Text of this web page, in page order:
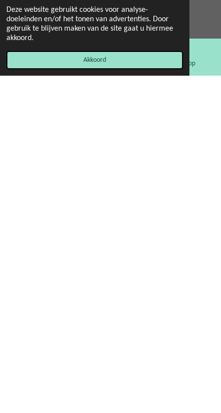
Deze website gebruikt cookies voor analyse-
doeleinden en/of het tonen van advertenties. Door
gebruik te blijven maken van de site gaat u hiermee
akkoord.
Akkoord
© 2022 - 2026 Mint 11 giftstore
Powered byJouwWeb
Facebook WhatsApp